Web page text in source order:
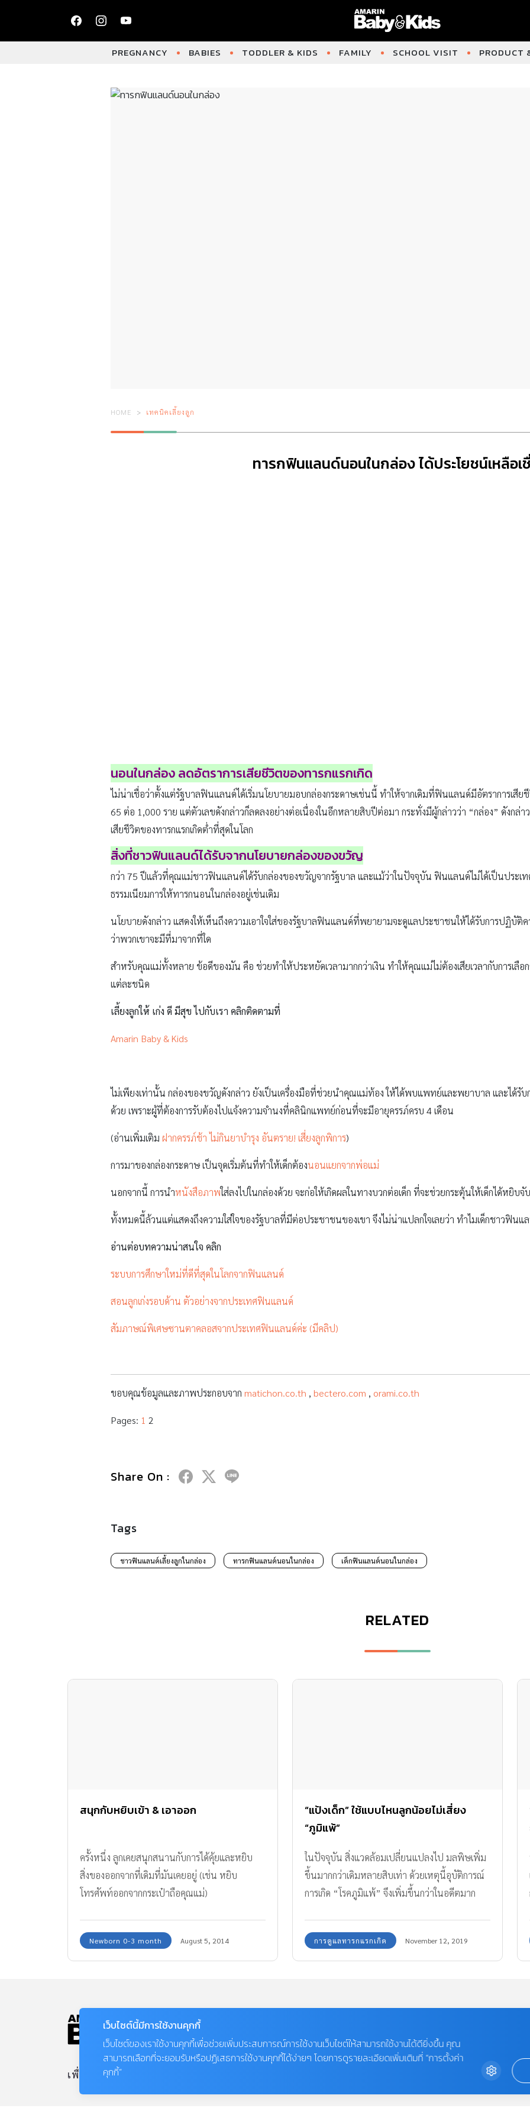
PREGNANCY BABIES TODDLER & KIDS FAMILY SCHOOL VISIT PRODUCT
HOME เทคนิคเลี้ยงลูก
ทารกฟินแลนด์นอนในกล่อง ได้ประโยชน์เหลือเ
นอนในกล่อง ลดอัตราการเสียชีวิตของทารกแรกเกิด
ไม่น่าเชื่อว่าตั้งแต่รัฐบาลฟินแลนด์ได้เริ่มนโยบายมอบกล่องกระดาษเช่นนี้ ทำให้จากเดิมที่ฟินแลนด์มีอัตราการเสีย
65 ต่อ 1,000 ราย แต่ตัวเลขดังกล่าวก็ลดลงอย่างต่อเนื่องในอีกหลายสิบปีต่อมา กระทั่งมีผู้กล่าวว่า “กล่อง” ดังก
เสียชีวิตของทารกแรกเกิดต่ำที่สุดในโลก
สิ่งที่ชาวฟินแลนด์ได้รับจากนโยบายกล่องของขวัญ
กว่า 75 ปีแล้วที่คุณแม่ชาวฟินแลนด์ได้รับกล่องของขวัญจากรัฐบาล และแม้ว่าในปัจจุบัน ฟินแลนด์ไม่ได้เป็นประเท
ธรรมเนียมการให้ทารกนอนในกล่องอยู่เช่นเดิม
นโยบายดังกล่าว แสดงให้เห็นถึงความเอาใจใส่ของรัฐบาลฟินแลนด์ที่พยายามจะดูแลประชาชนให้ได้รับการปฏิบัติ
ว่าพวกเขาจะมีที่มาจากที่ใด
สำหรับคุณแม่ทั้งหลาย ข้อดีของมัน คือ ช่วยทำให้ประหยัดเวลามากกว่าเงิน ทำให้คุณแม่ไม่ต้องเสียเวลากับการเลือ
แต่ละชนิด
เลี้ยงลูกให้ เก่ง ดี มีสุข ไปกับเรา คลิกติดตามที่
Amarin Baby & Kids
ไม่เพียงเท่านั้น กล่องของขวัญดังกล่าว ยังเป็นเครื่องมือที่ช่วยนำคุณแม่ท้อง ให้ได้พบแพทย์และพยาบาล และได้รับ
ด้วย เพราะผู้ที่ต้องการรับต้องไปแจ้งความจำนงที่คลินิกแพทย์ก่อนที่จะมีอายุครรภ์ครบ 4 เดือน
(อ่านเพิ่มเติม ฝากครรภ์ช้า ไม่กินยาบำรุง อันตราย! เสี่ยงลูกพิการ)
การมาของกล่องกระดาษ เป็นจุดเริ่มต้นที่ทำให้เด็กต้องนอนแยกจากพ่อแม่
นอกจากนี้ การนำหนังสือภาพใส่ลงไปในกล่องด้วย จะก่อให้เกิดผลในทางบวกต่อเด็ก ที่จะช่วยกระตุ้นให้เด็กได้หยิ
ทั้งหมดนี้ล้วนแต่แสดงถึงความใส่ใจของรัฐบาลที่มีต่อประชาชนของเขา จึงไม่น่าแปลกใจเลยว่า ทำไมเด็กชาวฟิน
อ่านต่อบทความน่าสนใจ คลิก
ระบบการศึกษาใหม่ที่ดีที่สุดในโลกจากฟินแลนด์
สอนลูกเก่งรอบด้าน ตัวอย่างจากประเทศฟินแลนด์
สัมภาษณ์พิเศษซานตาคลอสจากประเทศฟินแลนด์ค่ะ (มีคลิป)
ขอบคุณข้อมูลและภาพประกอบจาก matichon.co.th , bectero.com , orami.co.th
Pages: 1 2
Share On :
Tags
ชาวฟินแลนด์เลี้ยงลูกในกล่อง ทารกฟินแลนด์นอนในกล่อง เด็กฟินแลนด์นอนในกล่อง
RELATED
สนุกกับหยิบเข้า & เอาออก
ครั้งหนึ่ง ลูกเคยสนุกสนานกับการได้คุ้ยและหยิบ
สิ่งของออกจากที่เดิมที่มันเคยอยู่ (เช่น หยิบ
โทรศัพท์ออกจากกระเป๋าถือคุณแม่)
Newborn 0-3 month August 5, 2014
“แป้งเด็ก” ใช้แบบไหนลูกน้อยไม่เสี่ยง
“ภูมิแพ้”
ในปัจจุบัน สิ่งแวดล้อมเปลี่ยนแปลงไป มลพิษเพิ่ม
ขึ้นมากกว่าเดิมหลายสิบเท่า ด้วยเหตุนี้อุบัติการณ์
การเกิด “โรคภูมิแพ้” จึงเพิ่มขึ้นกว่าในอดีตมาก
(1) การถ่ายทอดทางพันธุกรรม เช่น ถ้าพ่อแม่เป็น
โรคภูมิแพ้ ลูกก็จะมีโอกาสเป็นโรคภูมิแพ้ได้มากกว่า
การดูแลทารกแรกเกิด November 12, 2019
เพื่อลูกฉลาด ดี และ มีสุข
PREGNANCY
SCHOOL VISIT
เว็บไซต์นี้มีการใช้งานคุกกี้
เว็บไซต์ของเราใช้งานคุกกี้เพื่อช่วยเพิ่มประสบการณ์การใช้งานเว็บไซต์ให้สามารถใช้งานได้ดียิ่งขึ้น คุณ
สามารถเลือกที่จะยอมรับหรือปฏิเสธการใช้งานคุกกี้ได้ง่ายๆ โดยการดูรายละเอียดเพิ่มเติมที่ “การตั้งค่า
คุกกี้”